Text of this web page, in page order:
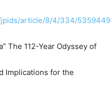
jpids/article/8/4/334/5359449
The 112-Year Odyssey of
Implications for the